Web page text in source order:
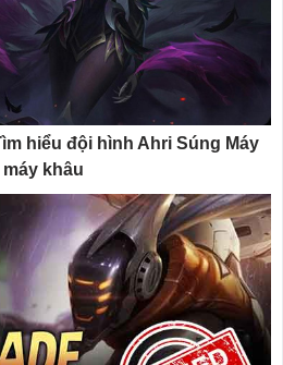
hiểu đội hình Ahri Súng Máy
khâu